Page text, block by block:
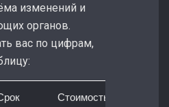
изменений и
органов.
вас по цифрам,
Стоимость